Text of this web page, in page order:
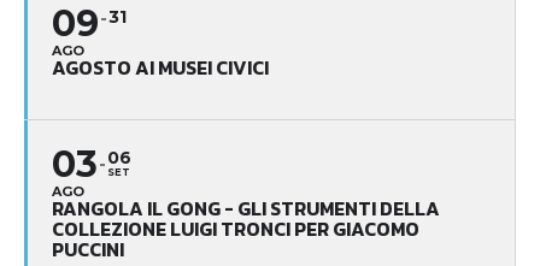
09
AGO
31
AGOSTO AI MUSEI CIVICI
03
AGO
06
SET
RANGOLA IL GONG - GLI STRUMENTI DELLA
COLLEZIONE LUIGI TRONCI PER GIACOMO
PUCCINI